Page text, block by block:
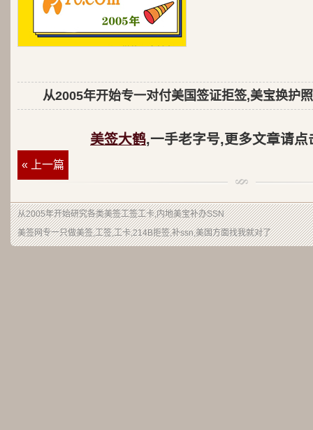
从2005年开始专一对付美国签证拒签,美宝换护
美签大鹤,一手老字号,更多文章请点
« 上一篇
从2005年开始研究各类美签工签工卡,内地美宝补办SSN
美签网专一只做美签,工签,工卡,214B拒签,补ssn,美国方面找我就对了